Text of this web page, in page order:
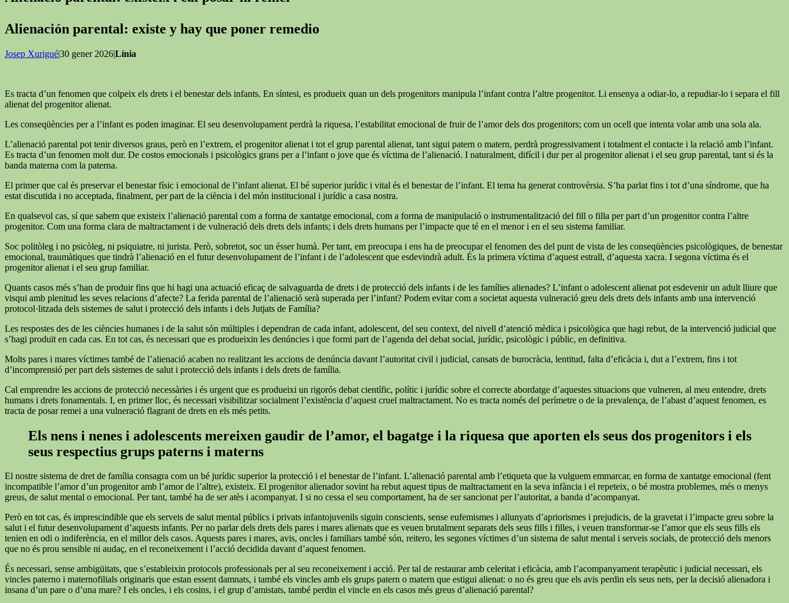
Alienación parental: existe y hay que poner remedio
Josep Xurigué|30 gener 2026|Línia
Es tracta d’un fenomen que colpeix els drets i el benestar dels infants. En síntesi, es produeix quan un dels progenitors manipula l’infant contra l’altre progenitor. Li ensenya a odiar-lo, a repudiar-lo i separa el fill
alienat del progenitor alienat.
Les conseqüències per a l’infant es poden imaginar. El seu desenvolupament perdrà la riquesa, l’estabilitat emocional de fruir de l’amor dels dos progenitors; com un ocell que intenta volar amb una sola ala.
L’alienació parental pot tenir diversos graus, però en l’extrem, el progenitor alienat i tot el grup parental alienat, tant sigui patern o matern, perdrà progressivament i totalment el contacte i la relació amb l’infant.
Es tracta d’un fenomen molt dur. De costos emocionals i psicològics grans per a l’infant o jove que és víctima de l’alienació. I naturalment, difícil i dur per al progenitor alienat i el seu grup parental, tant si és la
banda materna com la paterna.
El primer que cal és preservar el benestar físic i emocional de l’infant alienat. El bé superior jurídic i vital és el benestar de l’infant. El tema ha generat controvèrsia. S’ha parlat fins i tot d’una síndrome, que ha
estat discutida i no acceptada, finalment, per part de la ciència i del món institucional i jurídic a casa nostra.
En qualsevol cas, sí que sabem que existeix l’alienació parental com a forma de xantatge emocional, com a forma de manipulació o instrumentalització del fill o filla per part d’un progenitor contra l’altre
progenitor. Com una forma clara de maltractament i de vulneració dels drets dels infants; i dels drets humans per l’impacte que té en el menor i en el seu sistema familiar.
Soc politòleg i no psicòleg, ni psiquiatre, ni jurista. Però, sobretot, soc un ésser humà. Per tant, em preocupa i ens ha de preocupar el fenomen des del punt de vista de les conseqüències psicològiques, de benestar
emocional, traumàtiques que tindrà l’alienació en el futur desenvolupament de l’infant i de l’adolescent que esdevindrà adult. És la primera víctima d’aquest estrall, d’aquesta xacra. I segona víctima és el
progenitor alienat i el seu grup familiar.
Quants casos més s’han de produir fins que hi hagi una actuació eficaç de salvaguarda de drets i de protecció dels infants i de les famílies alienades? L’infant o adolescent alienat pot esdevenir un adult lliure que
visqui amb plenitud les seves relacions d’afecte? La ferida parental de l’alienació serà superada per l’infant? Podem evitar com a societat aquesta vulneració greu dels drets dels infants amb una intervenció
protocol·litzada dels sistemes de salut i protecció dels infants i dels Jutjats de Família?
Les respostes des de les ciències humanes i de la salut són múltiples i dependran de cada infant, adolescent, del seu context, del nivell d’atenció mèdica i psicològica que hagi rebut, de la intervenció judicial que
s’hagi produït en cada cas. En tot cas, és necessari que es produeixin les denúncies i que formi part de l’agenda del debat social, jurídic, psicològic i públic, en definitiva.
Molts pares i mares víctimes també de l’alienació acaben no realitzant les accions de denúncia davant l’autoritat civil i judicial, cansats de burocràcia, lentitud, falta d’eficàcia i, dut a l’extrem, fins i tot
d’incomprensió per part dels sistemes de salut i protecció dels infants i dels drets de família.
Cal emprendre les accions de protecció necessàries i és urgent que es produeixi un rigorós debat científic, polític i jurídic sobre el correcte abordatge d’aquestes situacions que vulneren, al meu entendre, drets
humans i drets fonamentals. I, en primer lloc, és necessari visibilitzar socialment l’existència d’aquest cruel maltractament. No es tracta només del perímetre o de la prevalença, de l’abast d’aquest fenomen, es
tracta de posar remei a una vulneració flagrant de drets en els més petits.
Els nens i nenes i adolescents mereixen gaudir de l’amor, el bagatge i la riquesa que aporten els seus dos progenitors i els
seus respectius grups paterns i materns
El nostre sistema de dret de família consagra com un bé jurídic superior la protecció i el benestar de l’infant. L’alienació parental amb l’etiqueta que la vulguem emmarcar, en forma de xantatge emocional (fent
incompatible l’amor d’un progenitor amb l’amor de l’altre), existeix. El progenitor alienador sovint ha rebut aquest tipus de maltractament en la seva infància i el repeteix, o bé mostra problemes, més o menys
greus, de salut mental o emocional. Per tant, també ha de ser atès i acompanyat. I si no cessa el seu comportament, ha de ser sancionat per l’autoritat, a banda d’acompanyat.
Però en tot cas, és imprescindible que els serveis de salut mental públics i privats infantojuvenils siguin conscients, sense eufemismes i allunyats d’apriorismes i prejudicis, de la gravetat i l’impacte greu sobre la
salut i el futur desenvolupament d’aquests infants. Per no parlar dels drets dels pares i mares alienats que es veuen brutalment separats dels seus fills i filles, i veuen transformar-se l’amor que els seus fills els
tenien en odi o indiferència, en el millor dels casos. Aquests pares i mares, avis, oncles i familiars també són, reitero, les segones víctimes d’un sistema de salut mental i serveis socials, de protecció dels menors
que no és prou sensible ni audaç, en el reconeixement i l’acció decidida davant d’aquest fenomen.
És necessari, sense ambigüitats, que s’estableixin protocols professionals per al seu reconeixement i acció. Per tal de restaurar amb celeritat i eficàcia, amb l’acompanyament terapèutic i judicial necessari, els
vincles paterno i maternofilials originaris que estan essent damnats, i també els vincles amb els grups patern o matern que estigui alienat: o no és greu que els avis perdin els seus nets, per la decisió alienadora i
insana d’un pare o d’una mare? I els oncles, i els cosins, i el grup d’amistats, també perdin el vincle en els casos més greus d’alienació parental?